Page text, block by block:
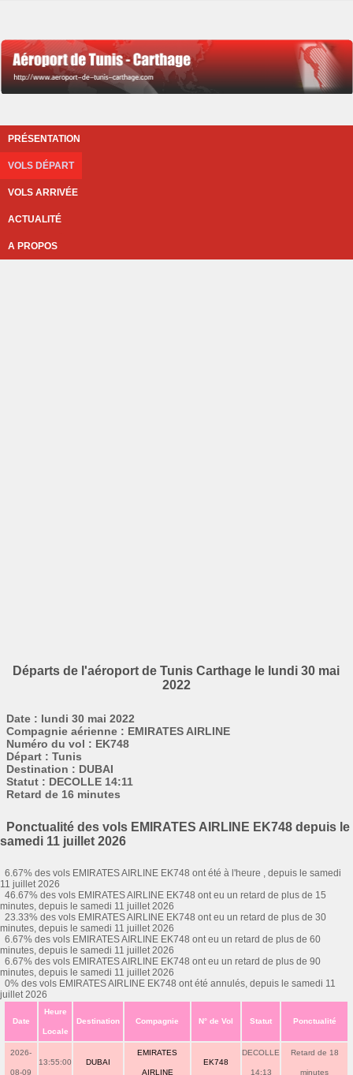
PRÉSENTATION
VOLS DÉPART
VOLS ARRIVÉE
ACTUALITÉ
A PROPOS
Départs de l'aéroport de Tunis Carthage le lundi 30 mai
2022
Date : lundi 30 mai 2022
Compagnie aérienne : EMIRATES AIRLINE
Numéro du vol : EK748
Départ : Tunis
Destination : DUBAI
Statut : DECOLLE 14:11
Retard de 16 minutes
Ponctualité des vols EMIRATES AIRLINE EK748 depuis le
samedi 11 juillet 2026
6.67% des vols EMIRATES AIRLINE EK748 ont été à l'heure , depuis le samedi
11 juillet 2026
46.67% des vols EMIRATES AIRLINE EK748 ont eu un retard de plus de 15
minutes, depuis le samedi 11 juillet 2026
23.33% des vols EMIRATES AIRLINE EK748 ont eu un retard de plus de 30
minutes, depuis le samedi 11 juillet 2026
6.67% des vols EMIRATES AIRLINE EK748 ont eu un retard de plus de 60
minutes, depuis le samedi 11 juillet 2026
6.67% des vols EMIRATES AIRLINE EK748 ont eu un retard de plus de 90
minutes, depuis le samedi 11 juillet 2026
0% des vols EMIRATES AIRLINE EK748 ont été annulés, depuis le samedi 11
juillet 2026
Date
Heure
Locale
Destination Compagnie N° de Vol Statut Ponctualité
2026-
08-09
13:55:00 DUBAI
EMIRATES
AIRLINE
EK748
DECOLLE
14:13
Retard de 18
minutes